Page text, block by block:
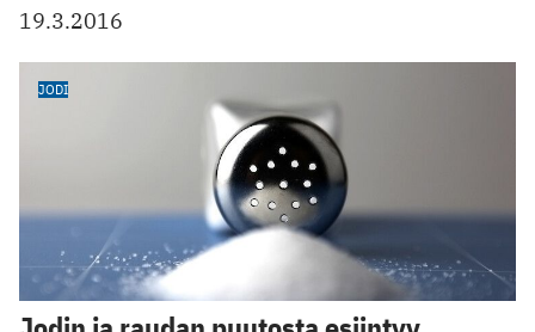
19.3.2016
JODI